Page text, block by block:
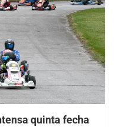
quinta fecha